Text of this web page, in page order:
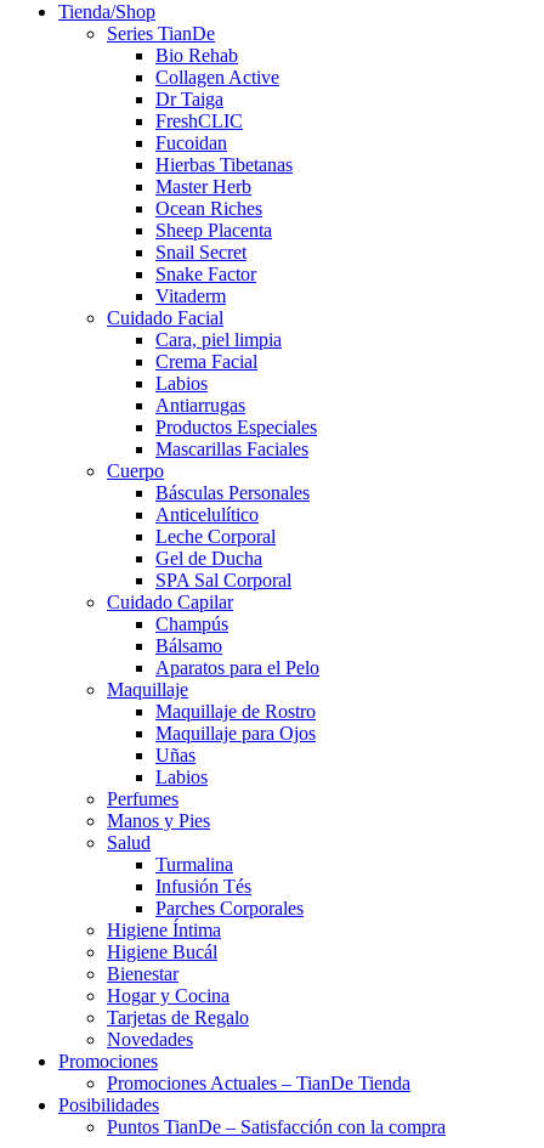
Tienda/Shop
Series TianDe
Bio Rehab
Collagen Active
Dr Taiga
FreshCLIC
Fucoidan
Hierbas Tibetanas
Master Herb
Ocean Riches
Sheep Placenta
Snail Secret
Snake Factor
Vitaderm
Cuidado Facial
Cara, piel limpia
Crema Facial
Labios
Antiarrugas
Productos Especiales
Mascarillas Faciales
Cuerpo
Básculas Personales
Anticelulítico
Leche Corporal
Gel de Ducha
SPA Sal Corporal
Cuidado Capilar
Champús
Bálsamo
Aparatos para el Pelo
Maquillaje
Maquillaje de Rostro
Maquillaje para Ojos
Uñas
Labios
Perfumes
Manos y Pies
Salud
Turmalina
Infusión Tés
Parches Corporales
Higiene Íntima
Higiene Bucál
Bienestar
Hogar y Cocina
Tarjetas de Regalo
Novedades
Promociones
Promociones Actuales – TianDe Tienda
Posibilidades
Puntos TianDe – Satisfacción con la compra